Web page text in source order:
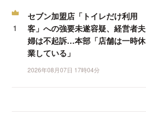
セブン加盟店「トイレだけ利用
客」への強要未遂容疑、経営者夫
婦は不起訴…本部「店舗は一時休
業している」
2026年08月07日 17時04分